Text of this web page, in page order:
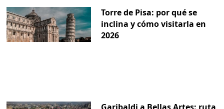
Torre de Pisa: por qué se
inclina y cómo visitarla en
2026